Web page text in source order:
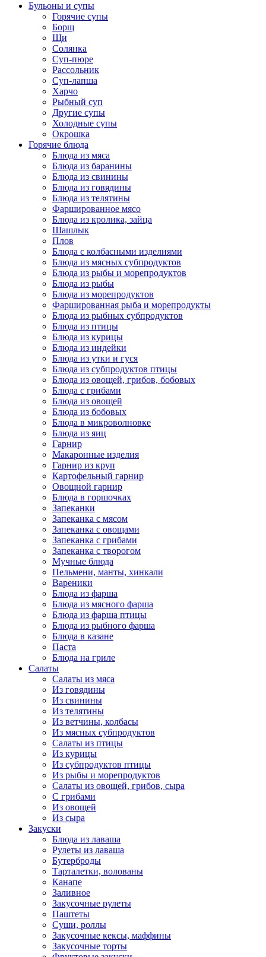
Бульоны и супы
Горячие супы
Борщ
Щи
Солянка
Суп-пюре
Рассольник
Суп-лапша
Харчо
Рыбный суп
Другие супы
Холодные супы
Окрошка
Горячие блюда
Блюда из мяса
Блюда из баранины
Блюда из свинины
Блюда из говядины
Блюда из телятины
Фаршированное мясо
Блюда из кролика, зайца
Шашлык
Плов
Блюда с колбасными изделиями
Блюда из мясных субпродуктов
Блюда из рыбы и морепродуктов
Блюда из рыбы
Блюда из морепродуктов
Фаршированная рыба и морепродукты
Блюда из рыбных субпродуктов
Блюда из птицы
Блюда из курицы
Блюда из индейки
Блюда из утки и гуся
Блюда из субпродуктов птицы
Блюда из овощей, грибов, бобовых
Блюда с грибами
Блюда из овощей
Блюда из бобовых
Блюда в микроволновке
Блюда из яиц
Гарнир
Макаронные изделия
Гарнир из круп
Картофельный гарнир
Овощной гарнир
Блюда в горшочках
Запеканки
Запеканка с мясом
Запеканка с овощами
Запеканка с грибами
Запеканка с творогом
Мучные блюда
Пельмени, манты, хинкали
Вареники
Блюда из фарша
Блюда из мясного фарша
Блюда из фарша птицы
Блюда из рыбного фарша
Блюда в казане
Паста
Блюда на гриле
Салаты
Салаты из мяса
Из говядины
Из свинины
Из телятины
Из ветчины, колбасы
Из мясных субпродуктов
Салаты из птицы
Из курицы
Из субпродуктов птицы
Из рыбы и морепродуктов
Салаты из овощей, грибов, сыра
С грибами
Из овощей
Из сыра
Закуски
Блюда из лаваша
Рулеты из лаваша
Бутерброды
Тарталетки, волованы
Канапе
Заливное
Закусочные рулеты
Паштеты
Суши, роллы
Закусочные кексы, маффины
Закусочные торты